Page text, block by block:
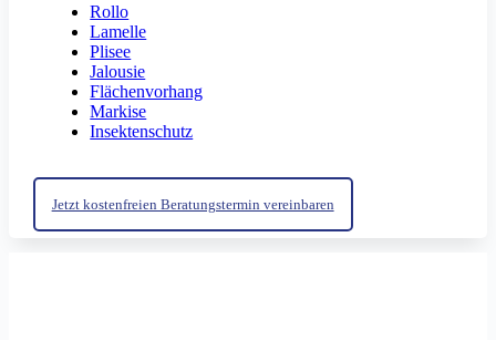
Rollo
Lamelle
Plisee
Jalousie
Flächenvorhang
Markise
Insektenschutz
Jetzt kostenfreien Beratungstermin vereinbaren